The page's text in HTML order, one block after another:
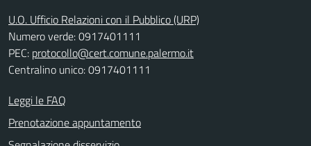
U.O. Ufficio Relazioni con il Pubblico (URP)
Numero verde: 0917401111
PEC: protocollo@cert.comune.palermo.it
Centralino unico: 0917401111
Leggi le FAQ
Prenotazione appuntamento